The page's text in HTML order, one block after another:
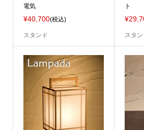
電気
¥40,700(税込)
スタンド
ト
スタン